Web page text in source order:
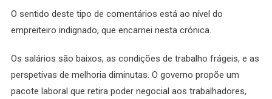
O sentido deste tipo de comentários está ao nível do
empreiteiro indignado, que encarnei nesta crónica.
Os salários são baixos, as condições de trabalho frágeis, e as
perspetivas de melhoria diminutas. O governo propõe um
pacote laboral que retira poder negocial aos trabalhadores,